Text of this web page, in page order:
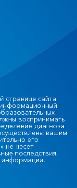
странице сайта
воспринимать
диагноза
вашим
его
не несет
последствия,
информации,